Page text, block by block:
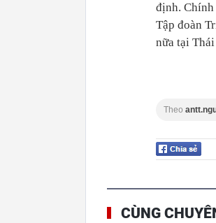
định. Chính
Tập đoàn
nữa tại
Theo
CÙNG